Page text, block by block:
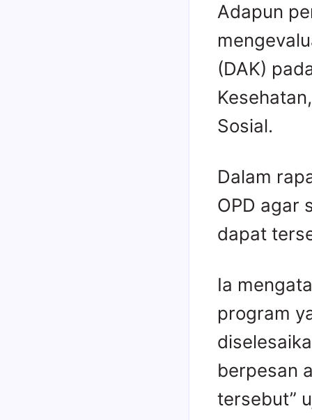
Adapun
(DAK)
Sosial.
Dalam
OPD agar
dapat
Ia
program
berpesan
tersebut”